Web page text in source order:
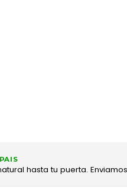
hasta tu puerta.